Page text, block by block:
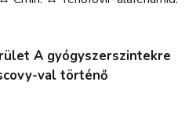
A gyógyszerszintekre
val történő